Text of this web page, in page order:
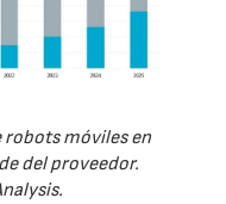
robots móviles en
del proveedor.